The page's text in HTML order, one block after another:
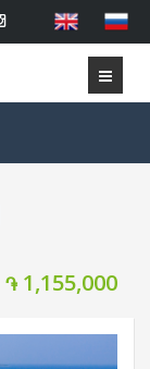
֏ 1,155,000